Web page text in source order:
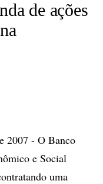
de ações
2007 - O Banco
e Social
uma